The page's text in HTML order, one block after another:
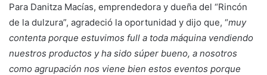
Para Danitza Macías, emprendedora y dueña del “Rincón
de la dulzura”, agradeció la oportunidad y dijo que, “muy
contenta porque estuvimos full a toda máquina vendiendo
nuestros productos y ha sido súper bueno, a nosotros
como agrupación nos viene bien estos eventos porque